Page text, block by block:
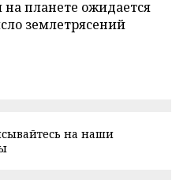
планете ожидается
землетрясений
на наши